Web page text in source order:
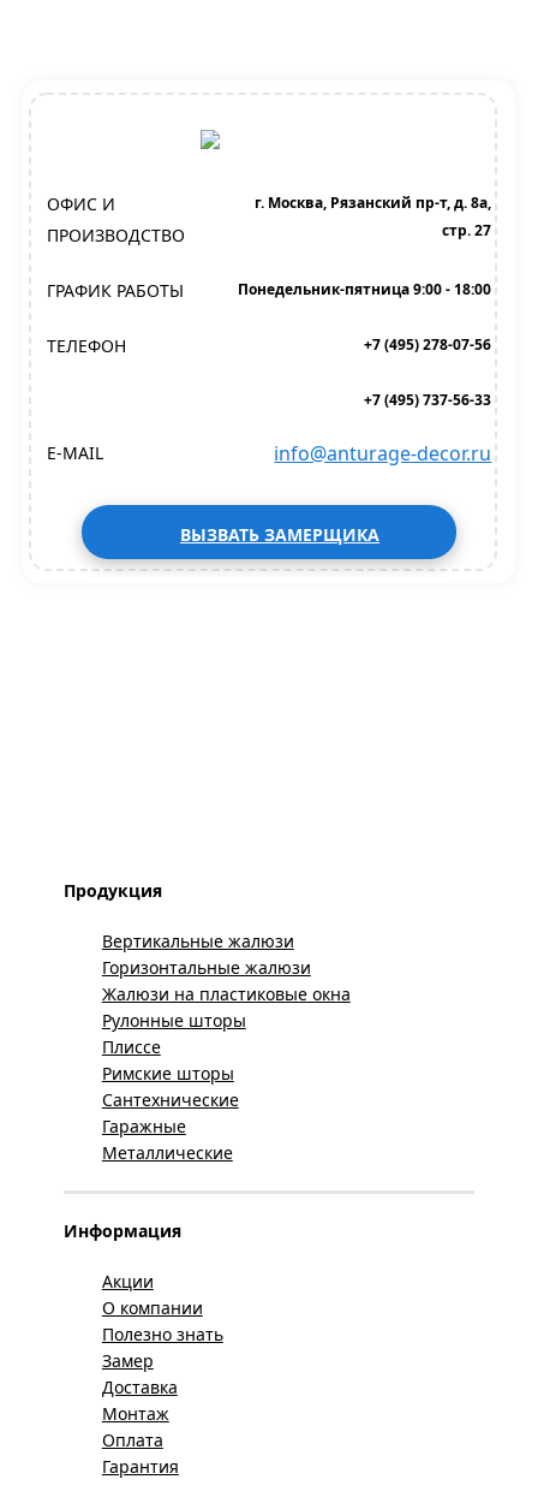
ОФИС И
ПРОИЗВОДСТВО
г. Москва, Рязанский пр-т, д. 8а,
стр. 27
ГРАФИК РАБОТЫ Понедельник-пятница 9:00 - 18:00
ТЕЛЕФОН +7 (495) 278-07-56
+7 (495) 737-56-33
E-MAIL info@anturage-decor.ru
ВЫЗВАТЬ ЗАМЕРЩИКА
Продукция
Вертикальные жалюзи
Горизонтальные жалюзи
Жалюзи на пластиковые окна
Рулонные шторы
Плиссе
Римские шторы
Сантехнические
Гаражные
Металлические
Информация
Акции
О компании
Полезно знать
Замер
Доставка
Монтаж
Оплата
Гарантия